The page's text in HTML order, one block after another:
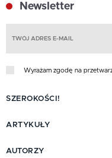
Newsletter
Wyrażam zgodę na
SZEROKOŚCI!
ARTYKUŁY
AUTORZY